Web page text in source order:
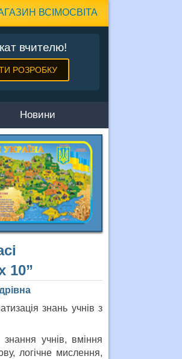
ВСІМОСВІТА
вчителю!
РОЗРОБКУ
Новини
10”
знань учнів з
знання учнів, вміння
логічне мислення,